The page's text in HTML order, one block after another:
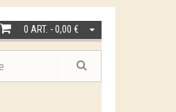
0 ART. - 0,00 €